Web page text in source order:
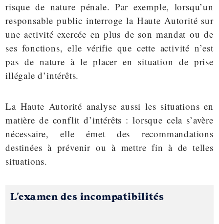
risque de nature pénale. Par exemple, lorsqu’un
responsable public interroge la Haute Autorité sur
une activité exercée en plus de son mandat ou de
ses fonctions, elle vérifie que cette activité n’est
pas de nature à le placer en situation de prise
illégale d’intérêts.
La Haute Autorité analyse aussi les situations en
matière de conflit d’intérêts : lorsque cela s’avère
nécessaire, elle émet des recommandations
destinées à prévenir ou à mettre fin à de telles
situations.
L'examen des incompatibilités